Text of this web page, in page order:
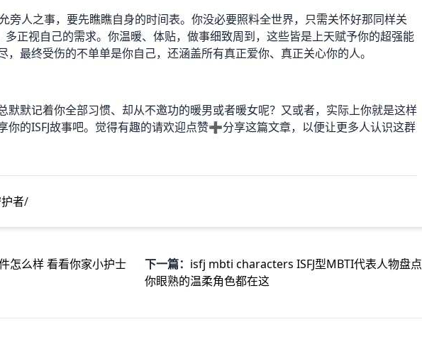
旁人之事，要先瞧瞧自身的时间表。你没必要照料全世界，只需关怀好那同样关
多正视自己的需求。你温暖、体贴，做事细致周到，这些皆是上天赋予你的超强能
，最终受伤的不单单是你自己，还涵盖所有真正爱你、真正关心你的人。
默默记着你全部习惯、却从不邀功的暖男或者暖女呢？又或者，实际上你就是这样
你的ISFJ故事吧。觉得有趣的请欢迎点赞➕分享这篇文章，以便让更多人认识这群
者/
怎么样 看看你家小护士
下一篇： isfj mbti characters ISFJ型MBTI代表人物盘点
你眼熟的温柔角色都在这